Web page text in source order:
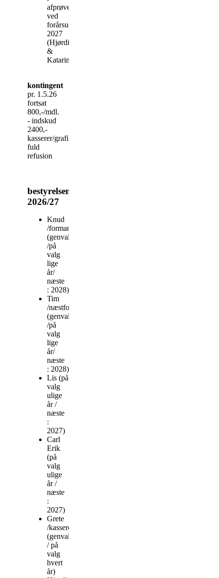
afprøves
ved
forårsudstillingen
2027
(Hjørdis
&
Katarina)
kontingent
pr. 1.5.26
fortsat
800,-/mdl.
- indskud
2400,-
kasserer/grafiker
fuld
refusion
bestyrelsen
2026/27
Knud
/formand
(genvalgt
/på
valg
lige
år/
næste
: 2028)
Tim
/næstformand
(genvalgt
/på
valg
lige
år/
næste
: 2028)
Lis (på
valg
ulige
år /
næste
:
2027)
Carl
Erik
(på
valg
ulige
år /
næste
:
2027)
Grete
/kasserer
(genvalgt
/ på
valg
hvert
år)